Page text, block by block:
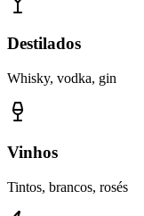
Destilados
Whisky, vodka, gin
Vinhos
Tintos, brancos, rosés